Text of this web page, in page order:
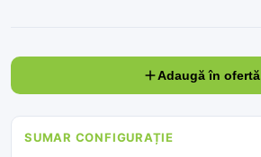
Adaugă în ofertă
SUMAR CONFIGURAȚIE